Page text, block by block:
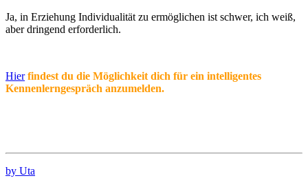
Ja, in Erziehung Individualität zu ermöglichen ist schwer, ich weiß,
aber dringend erforderlich.
Hierfindest du die Möglichkeit dich für ein intelligentes
Kennenlerngespräch anzumelden.
by Uta